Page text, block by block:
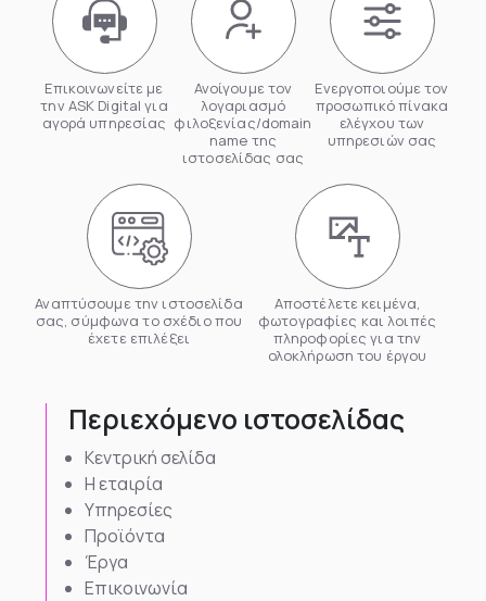
Επικοινωνείτε με
την ASK Digital για
αγορά υπηρεσίας
Ανοίγουμε τον
λογαριασμό
φιλοξενίας/domain
name της
ιστοσελίδας σας
Ενεργοποιούμε τον
προσωπικό πίνακα
ελέγχου των
υπηρεσιών σας
Αναπτύσουμε την ιστοσελίδα
σας, σύμφωνα το σχέδιο που
έχετε επιλέξει
Αποστέλετε κειμένα,
φωτογραφίες και λοιπές
πληροφορίες για την
ολοκλήρωση του έργου
Περιεχόμενο ιστοσελίδας
Κεντρική σελίδα
Η εταιρία
Υπηρεσίες
Προϊόντα
Έργα
Επικοινωνία